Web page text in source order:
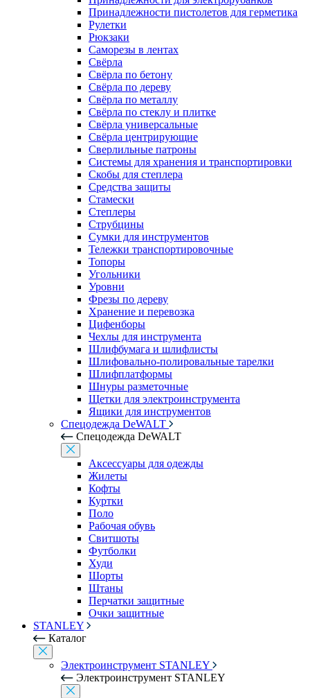
Принадлежности пистолетов для герметика
Рулетки
Рюкзаки
Саморезы в лентах
Свёрла
Свёрла по бетону
Свёрла по дереву
Свёрла по металлу
Свёрла по стеклу и плитке
Свёрла универсальные
Свёрла центрирующие
Сверлильные патроны
Системы для хранения и транспортировки
Скобы для степлера
Средства защиты
Стамески
Степлеры
Струбцины
Сумки для инструментов
Тележки транспортировочные
Топоры
Угольники
Уровни
Фрезы по дереву
Хранение и перевозка
Цифенборы
Чехлы для инструмента
Шлифбумага и шлифлисты
Шлифовально-полировальные тарелки
Шлифплатформы
Шнуры разметочные
Щетки для электроинструмента
Ящики для инструментов
Спецодежда DeWALT
Спецодежда DeWALT
Аксессуары для одежды
Жилеты
Кофты
Куртки
Поло
Рабочая обувь
Свитшоты
Футболки
Худи
Шорты
Штаны
Перчатки защитные
Очки защитные
STANLEY
Каталог
Электроинструмент STANLEY
Электроинструмент STANLEY